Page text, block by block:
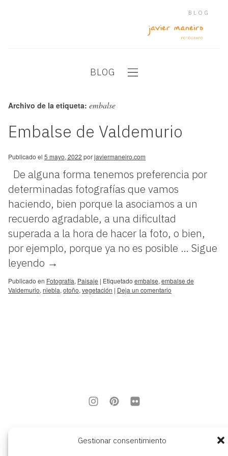
Gestionar consentimiento
BLOG
BLOG
Archivo de la etiqueta: embalse
Embalse de Valdemurio
Publicado el 5 mayo, 2022 porjaviermaneiro.com
De alguna forma tenemos preferencia por
determinadas fotografías que vamos
haciendo, bien porque la asociamos a un
recuerdo agradable, a una dificultad
superada a la hora de hacer la foto, o bien,
por ejemplo, porque ya no es posible … Sigue
leyendo →
Publicado en Fotografía, Paisaje | Etiquetado embalse, embalse de
Valdemurio, niebla, otoño, vegetación | Deja un comentario
política de privacidad